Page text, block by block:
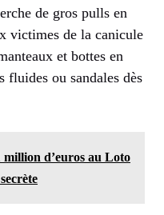
de gros pulls en
victimes de la canicule
et bottes en
fluides ou sandales dès
million d’euros au Loto